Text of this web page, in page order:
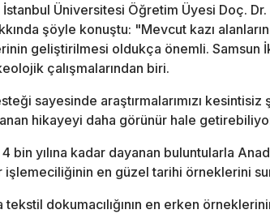
İstanbul Üniversitesi Öğretim Üyesi Doç. Dr.
şöyle konuştu: "Mevcut kazı
geliştirilmesi oldukça önemli. Samsun
çalışmalarından biri.
sayesinde araştırmalarımızı
hikayeyi daha görünür hale
bin yılına kadar dayanan buluntularla
işlemeciliğinin en güzel tarihi örneklerini
tekstil dokumacılığının en erken